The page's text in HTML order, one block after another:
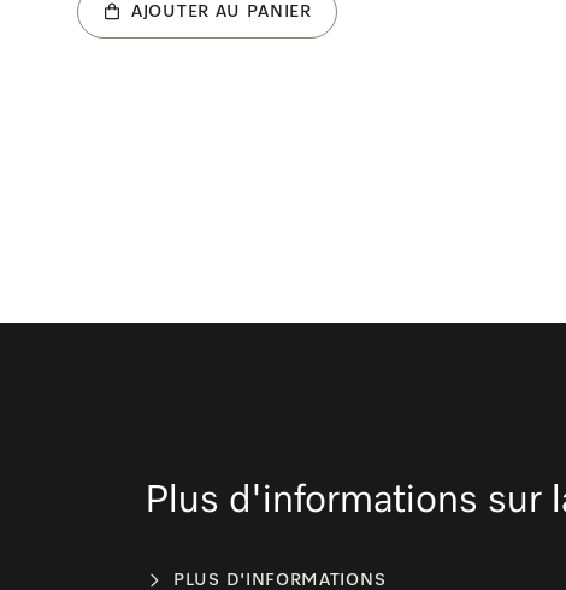
AJOUTER AU PANIER
Plus d'informations sur
PLUS D'INFORMATIONS